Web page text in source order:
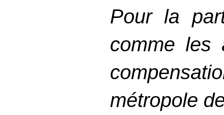
Pour la
comme les
métropole